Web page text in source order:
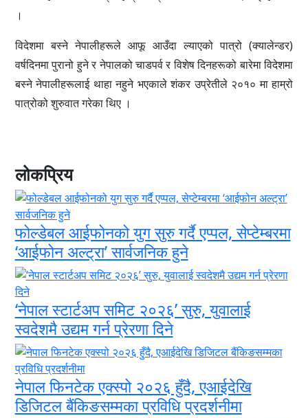
।
विदेशमा बस्ने नेपालीहरूले आफू आउँदा ल्याएको पात्रो (क्यालेन्डर)
वर्षदिनमा पुरानो हुने र नेपालको चाडपर्व र विशेष दिनहरूको बारेमा विदेशमा
बस्ने नेपालीहरूलाई थाहा नहुने भएकाले शंकर उप्रेतीले २०१० मा हाम्रो
पात्रोको शुरुवात गरेका थिए ।
लोकप्रिय
फोल्डेबल आईफोनको युग सुरु गर्दै एप्पल, सेप्टेम्बरमा
‘आईफोन अल्ट्रा’ सार्वजनिक हुने
‘नेपाल स्टार्टअप समिट २०२६’ सुरु, युवालाई
स्वदेशमै उद्यम गर्न प्रेरणा दिने
नेपाल फिनटेक एक्स्पो २०२६ हुँदै, एआईदेखि
डिजिटल बैंकिङसम्मका प्रविधि प्रदर्शनीमा